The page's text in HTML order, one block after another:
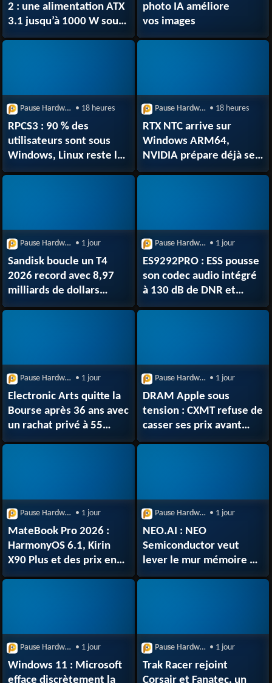
2 : une alimentation ATX
3.1 jusqu’à 1000 W sous
99,90 €
photo IA améliore
vos images
Pause Hardware • 18 heures
RPCS3 : 90 % des
utilisateurs sont sous
Windows, Linux reste le
plus rapide sur PC
Pause Hardware • 18 heures
RTX NTC arrive sur
Windows ARM64,
NVIDIA prépare déjà ses
outils pour RTX Spark
Pause Hardware • 1 jour
Sandisk boucle un T4
2026 record avec 8,97
milliards de dollars
de revenus
Pause Hardware • 1 jour
ES9292PRO : ESS pousse
son codec audio intégré
à 130 dB de DNR et
768 kHz
Pause Hardware • 1 jour
Electronic Arts quitte la
Bourse après 36 ans avec
un rachat privé à 55
milliards de dollars
Pause Hardware • 1 jour
DRAM Apple sous
tension : CXMT refuse de
casser ses prix avant
l’iPhone 18
Pause Hardware • 1 jour
MateBook Pro 2026 :
HarmonyOS 6.1, Kirin
X90 Plus et des prix en
nette hausse
Pause Hardware • 1 jour
NEO.AI : NEO
Semiconductor veut
lever le mur mémoire de
l’IA avec X-SRAM et
Pause Hardware • 1 jour
Windows 11 : Microsoft
efface discrètement la
Pause Hardware • 1 jour
Trak Racer rejoint
Corsair et Fanatec, un